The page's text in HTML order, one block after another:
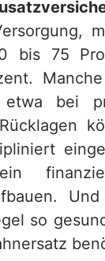
bis 75
etwa bei
so